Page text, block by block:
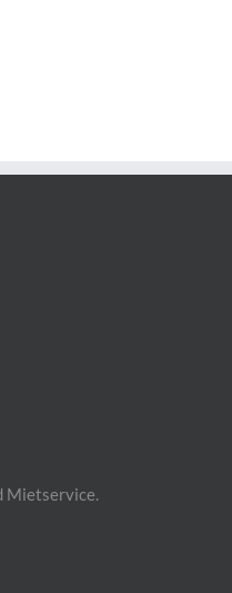
Mietservice.